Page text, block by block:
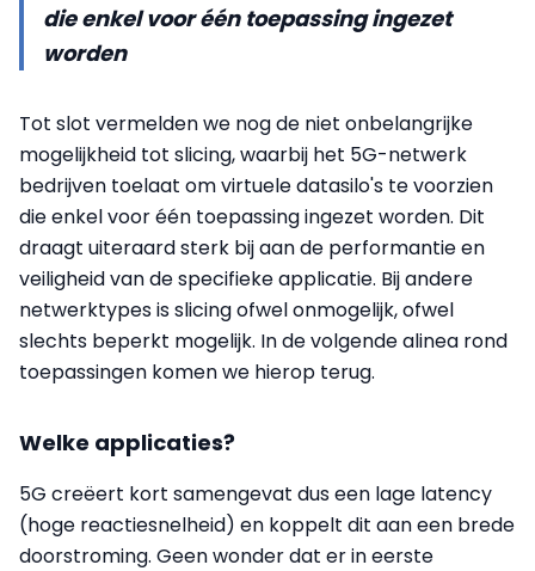
die enkel voor één toepassing ingezet
worden
Tot slot vermelden we nog de niet onbelangrijke
mogelijkheid tot slicing, waarbij het 5G-netwerk
bedrijven toelaat om virtuele datasilo's te voorzien
die enkel voor één toepassing ingezet worden. Dit
draagt uiteraard sterk bij aan de performantie en
veiligheid van de specifieke applicatie. Bij andere
netwerktypes is slicing ofwel onmogelijk, ofwel
slechts beperkt mogelijk. In de volgende alinea rond
toepassingen komen we hierop terug.
Welke applicaties?
5G creëert kort samengevat dus een lage latency
(hoge reactiesnelheid) en koppelt dit aan een brede
doorstroming. Geen wonder dat er in eerste